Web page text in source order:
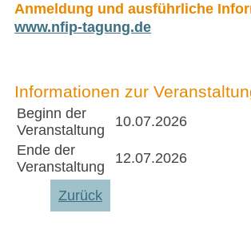
Anmeldung und ausführliche
www.nfip-tagung.de
Informationen zur
Beginn der
Veranstaltung
10.07.2026
Ende der
Veranstaltung
12.07.2026
Zurück